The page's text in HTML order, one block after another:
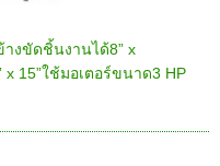
งขัดชิ้นงานได้8” x
15”ใช้มอเตอร์ขนาด3 HP